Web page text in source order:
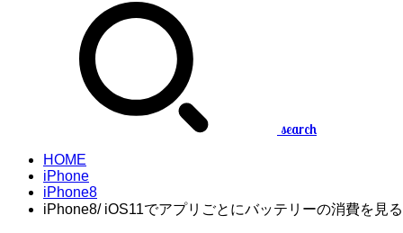
search
HOME
iPhone
iPhone8
iPhone8/ iOS11でアプリごとにバッテリーの消費を見